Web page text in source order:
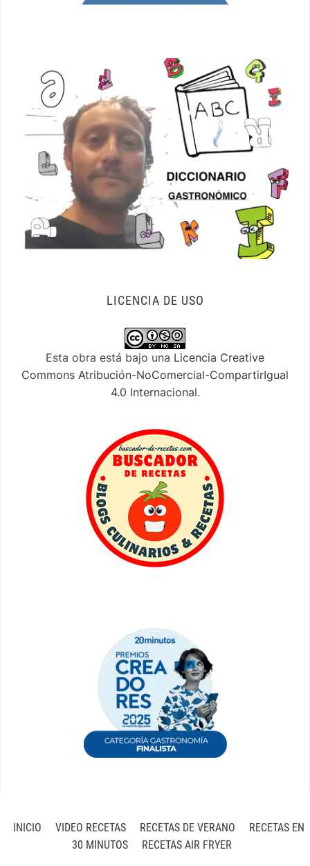
LICENCIA DE USO
Esta obra está bajo una Licencia Creative
Commons Atribución-NoComercial-CompartirIgual
4.0 Internacional.
INICIO VIDEO RECETAS RECETAS DE VERANO
RECETAS EN
30 MINUTOS
RECETAS AIR FRYER